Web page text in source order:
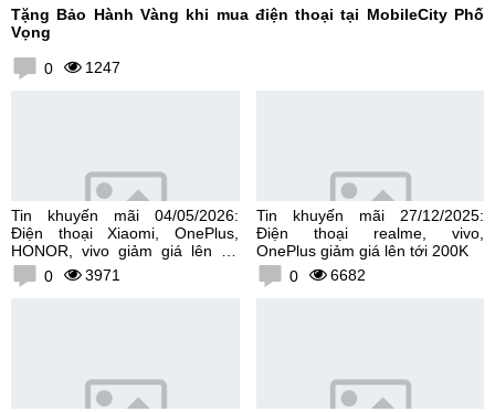
Tặng Bảo Hành Vàng khi mua điện thoại tại MobileCity Phố
Vọng
0 1247
Tin khuyến mãi 04/05/2026:
Điện thoại Xiaomi, OnePlus,
HONOR, vivo giảm giá lên tới
300K0 3971
Tin khuyến mãi 27/12/2025:
Điện thoại realme, vivo,
OnePlus giảm giá lên tới 200K
0
6682